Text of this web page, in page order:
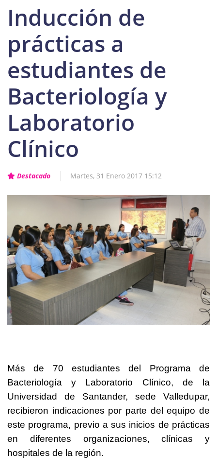
Inducción de
prácticas a
estudiantes de
Bacteriología y
Laboratorio
Clínico
Destacado Martes, 31 Enero 2017 15:12
Más de 70 estudiantes del Programa de
Bacteriología y Laboratorio Clínico, de la
Universidad de Santander, sede Valledupar,
recibieron indicaciones por parte del equipo de
este programa, previo a sus inicios de prácticas
en diferentes organizaciones, clínicas y
hospitales de la región.